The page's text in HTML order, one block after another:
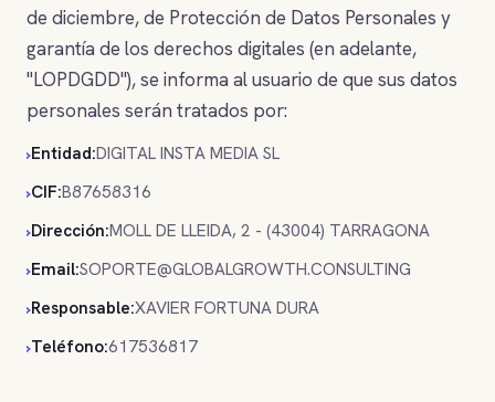
de diciembre, de Protección de Datos Personales y
garantía de los derechos digitales (en adelante,
"LOPDGDD"), se informa al usuario de que sus datos
personales serán tratados por:
Entidad:DIGITAL INSTA MEDIA SL
CIF:B87658316
Dirección:MOLL DE LLEIDA, 2 - (43004) TARRAGONA
Email:SOPORTE@GLOBALGROWTH.CONSULTING
Responsable:XAVIER FORTUNA DURA
Teléfono:617536817